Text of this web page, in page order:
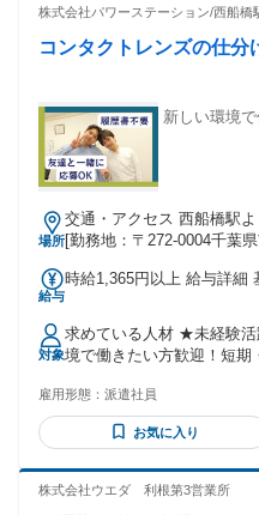
株式会社パワーステーション/西船
コンタクトレンズの仕分
新しい環境
場所
交通・アクセス 西船橋駅
[勤務地：〒272-0004千葉
給与
時給1,365円以上 給与詳細 基本
対象
求めている人材 ★未経験
境で働きたい方歓迎！短期・単発
方活躍中！ ＊ブランクが
着いてきた方の仕事復帰に
ピッタリ！ └ 夏本番も安
適 ＊パート・アルバイト
雇用形態： 派遣社員
お気に入り
株式会社ウエダ 利根第3営業所